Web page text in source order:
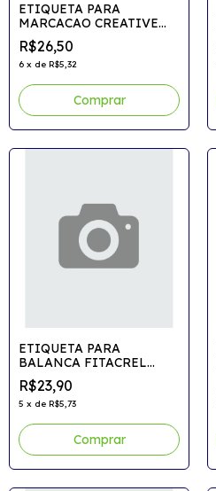
ETIQUETA PARA
MARCACAO CREATIVE
Gondola C/1000etiq. Am
R$26,50
6 x de R$5,32
Comprar
ETIQUETA PARA
BALANCA FITACREL
Termica Tol/Fil 20m.
R$23,90
5 x de R$5,73
Comprar